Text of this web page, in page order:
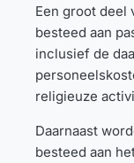
Een groot deel
besteed aan
inclusief de
religieuze
Daarnaast
besteed aan